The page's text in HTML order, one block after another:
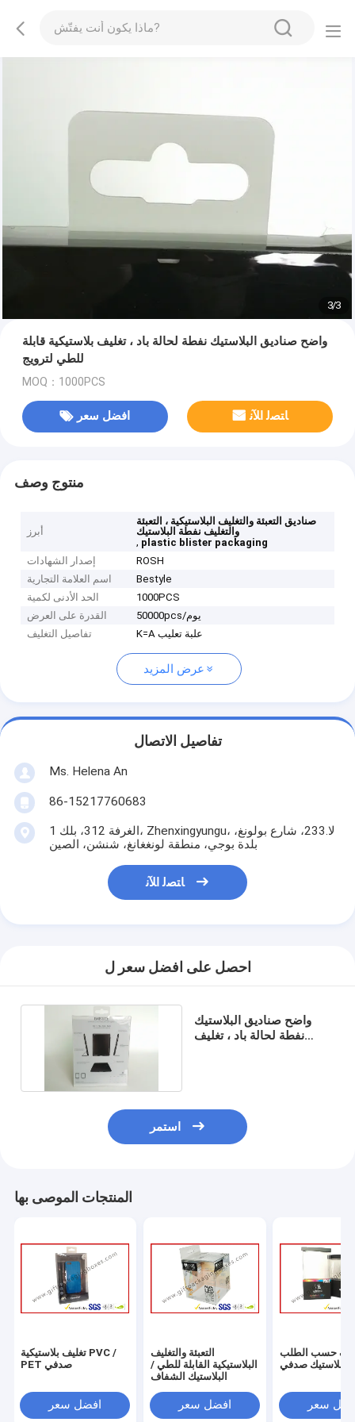
1/3
واضح صناديق البلاستيك نفطة لحالة باد ، تغليف بلاستيكية قابلة
للطي لترويج
MOQ：1000PCS
افضل سعر ﺎﺘﺼﻟ ﺍﻶﻧ
منتوج وصف
أبرز
صناديق التعبئة والتغليف البلاستيكية ، التعبئة
والتغليف نفطة البلاستيك
, plastic blister packaging
إصدار الشهادات
ROSH
اسم العلامة التجارية
Bestyle
الحد الأدنى لكمية
1000PCS
القدرة على العرض
50000pcs/يوم
تفاصيل التغليف
K=A علبة تعليب
عرض المزيد
تفاصيل الاتصال
Ms. Helena An
86-15217760683
الغرفة 312، بلك 1، Zhenxingyungu، لا.233، شارع بولونغ،
بلدة بوجي، منطقة لونغغانغ، شنشن، الصين
ﺎﺘﺼﻟ ﺍﻶﻧ
احصل على افضل سعر ل
واضح صناديق البلاستيك
نفطة لحالة باد ، تغليف
استمر
المنتجات الموصى بها
تغليف بلاستيكية PVC /
PET صدفي
افضل سعر
التعبئة والتغليف
البلاستيكية القابلة للطي /
البلاستيك الشفاف
افضل سعر
حسب الطلب
البلاستيك صدفي
سعر